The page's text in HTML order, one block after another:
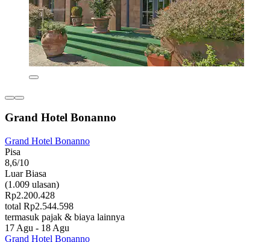
Grand Hotel Bonanno
Grand Hotel Bonanno
Pisa
8,6/10
Luar Biasa
(1.009 ulasan)
Rp2.200.428
total Rp2.544.598
termasuk pajak & biaya lainnya
17 Agu - 18 Agu
Grand Hotel Bonanno